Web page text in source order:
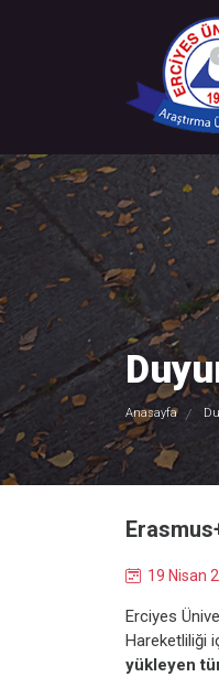
Anasayfa /
19 Nisan
Erciyes
Hareketliliği
yükleyen